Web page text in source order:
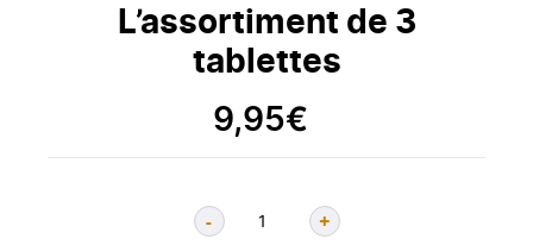
L’assortiment de 3
tablettes
9,95€
- Quantité +